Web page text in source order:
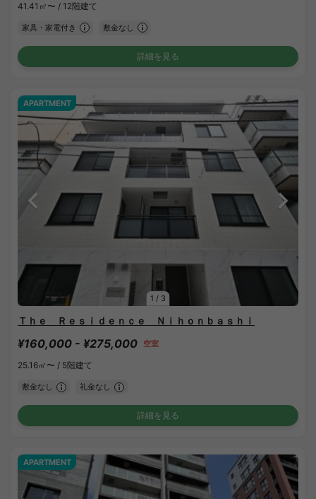
41.41㎡〜 / 12階建て
家具・家電付き 敷金なし
詳細を見る
1 / 3
APARTMENT
Ｔｈｅ Ｒｅｓｉｄｅｎｃｅ Ｎｉｈｏｎｂａｓｈｉ
¥160,000 - ¥275,000 空室
25.16㎡〜 / 5階建て
敷金なし 礼金なし
詳細を見る
APARTMENT